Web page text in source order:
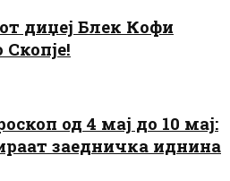
диџеј Блек Кофи
Скопје!
од 4 мај до 10 мај:
заедничка иднина